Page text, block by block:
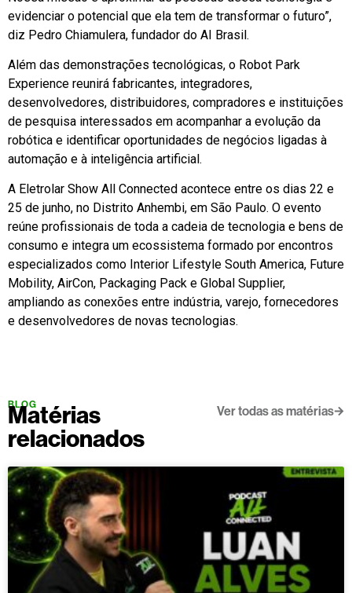
evidenciar o potencial que ela tem de transformar o futuro”,
diz Pedro Chiamulera, fundador do AI Brasil.
Além das demonstrações tecnológicas, o Robot Park
Experience reunirá fabricantes, integradores,
desenvolvedores, distribuidores, compradores e instituições
de pesquisa interessados em acompanhar a evolução da
robótica e identificar oportunidades de negócios ligadas à
automação e à inteligência artificial.
A Eletrolar Show All Connected acontece entre os dias 22 e
25 de junho, no Distrito Anhembi, em São Paulo. O evento
reúne profissionais de toda a cadeia de tecnologia e bens de
consumo e integra um ecossistema formado por encontros
especializados como Interior Lifestyle South America, Future
Mobility, AirCon, Packaging Pack e Global Supplier,
ampliando as conexões entre indústria, varejo, fornecedores
e desenvolvedores de novas tecnologias.
BLOG
Matérias
relacionados
Ver todas as matérias